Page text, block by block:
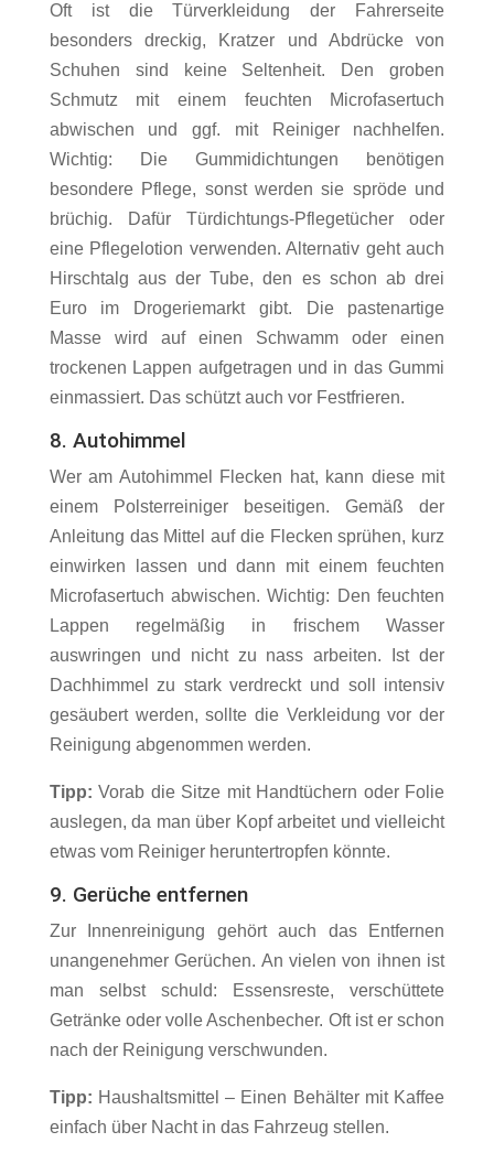
Oft ist die Türverkleidung der Fahrerseite
besonders dreckig, Kratzer und Abdrücke von
Schuhen sind keine Seltenheit. Den groben
Schmutz mit einem feuchten Microfasertuch
abwischen und ggf. mit Reiniger nachhelfen.
Wichtig: Die Gummidichtungen benötigen
besondere Pflege, sonst werden sie spröde und
brüchig. Dafür Türdichtungs-Pflegetücher oder
eine Pflegelotion verwenden. Alternativ geht auch
Hirschtalg aus der Tube, den es schon ab drei
Euro im Drogeriemarkt gibt. Die pastenartige
Masse wird auf einen Schwamm oder einen
trockenen Lappen aufgetragen und in das Gummi
einmassiert. Das schützt auch vor Festfrieren.
8. Autohimmel
Wer am Autohimmel Flecken hat, kann diese mit
einem Polsterreiniger beseitigen. Gemäß der
Anleitung das Mittel auf die Flecken sprühen, kurz
einwirken lassen und dann mit einem feuchten
Microfasertuch abwischen. Wichtig: Den feuchten
Lappen regelmäßig in frischem Wasser
auswringen und nicht zu nass arbeiten. Ist der
Dachhimmel zu stark verdreckt und soll intensiv
gesäubert werden, sollte die Verkleidung vor der
Reinigung abgenommen werden.
Tipp: Vorab die Sitze mit Handtüchern oder Folie
auslegen, da man über Kopf arbeitet und vielleicht
etwas vom Reiniger heruntertropfen könnte.
9. Gerüche entfernen
Zur Innenreinigung gehört auch das Entfernen
unangenehmer Gerüchen. An vielen von ihnen ist
man selbst schuld: Essensreste, verschüttete
Getränke oder volle Aschenbecher. Oft ist er schon
nach der Reinigung verschwunden.
Tipp: Haushaltsmittel – Einen Behälter mit Kaffee
einfach über Nacht in das Fahrzeug stellen.